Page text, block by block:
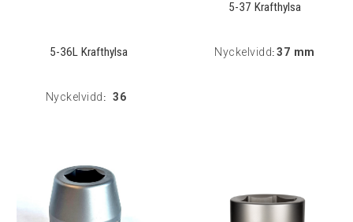
5-36L Krafthylsa
Nyckelvidd : 36
5-37 Krafthylsa
Nyckelvidd: 37 mm